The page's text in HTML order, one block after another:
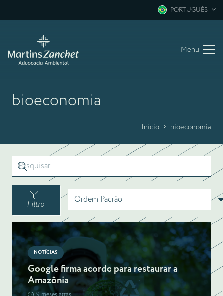
PORTUGUÊS
Menu
bioeconomia
Início bioeconomia
Filtro
NOTÍCIAS
Google firma acordo para restaurar a
Amazônia
9 meses atrás